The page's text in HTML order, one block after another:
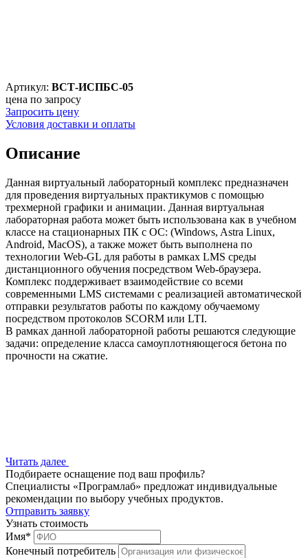
Артикул: ВСТ-ИСПБС-05
цена по запросу
Запросить цену
Условия доставки и оплаты
Описание
Данная виртуальный лабораторный комплекс предназначен
для проведения виртуальных практикумов с помощью
трехмерной графики и анимации. Данная виртуальная
лабораторная работа может быть использована как в учебном
классе на стационарных ПК с ОС: (Windows, Astra Linux,
Android, MacOS), а также может быть выполнена по
технологии Web-GL для работы в рамках LMS среды
дистанционного обучения посредством Web-браузера.
Комплекс поддерживает взаимодействие со всеми
современными LMS системами с реализацией автоматической
отправки результатов работы по каждому обучаемому
посредством протоколов SCORM или LTI.
В рамках данной лабораторной работы решаются следующие
задачи: определение класса самоуплотняющегося бетона по
прочности на сжатие.
Читать далее
Подбираете оснащение под ваш профиль?
Специалисты «Програмлаб» предложат индивидуальные
рекомендации по выбору учебных продуктов.
Отправить заявку
Узнать стоимость
Имя*
Конечный потребитель